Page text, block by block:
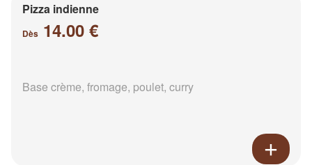
Pizza indienne
Dès 14.00 €
Base crème, fromage, poulet, curry